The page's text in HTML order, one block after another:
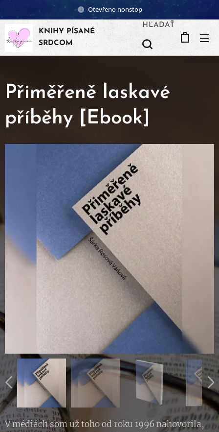
Otevřeno nonstop
KNIHY PÍSANÉ
SRDCOM
HĽADAŤ
Přiměřeně laskavé
příběhy [Ebook]
V médiách som už toho od roku 1996 nahovorila,